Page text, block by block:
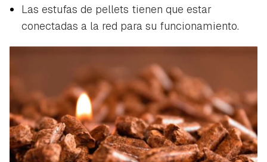
Las estufas de pellets tienen que estar
conectadas a la red para su funcionamiento.